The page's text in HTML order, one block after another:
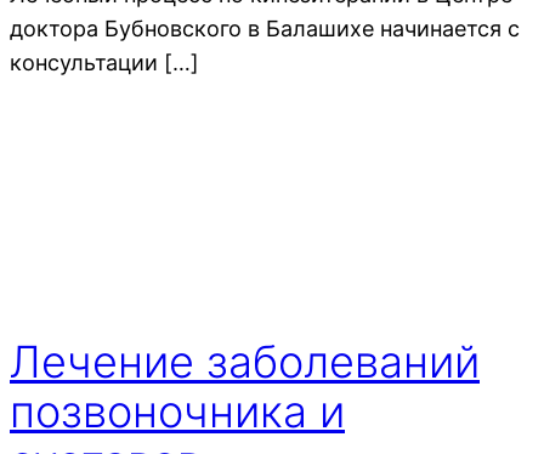
доктора Бубновского в Балашихе начинается с
консультации […]
Лечение заболеваний
позвоночника и